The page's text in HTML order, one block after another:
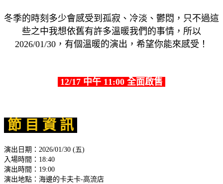
冬季的時刻多少會感受到孤寂、冷淡、鬱悶，只不過這
些之中我想依舊有許多溫暖我們的事情，所以
2026/01/30，有個溫暖的演出，希望你能來感受！
12/17 中午 11:00 全面啟售
節 目 資 訊
演出日期：2026/01/30 (五)
入場時間：18:40
演出時間：19:00
演出地點：海邊的卡夫卡-高流店